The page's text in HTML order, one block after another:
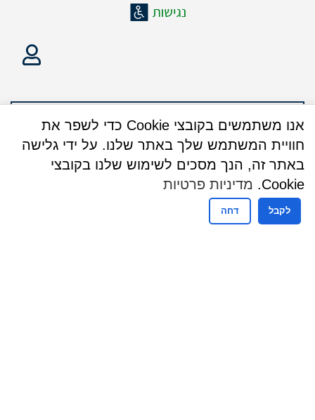
אנו משתמשים בקובצי Cookie כדי לשפר את
חוויית המשתמש שלך באתר שלנו. על ידי גלישה
באתר זה, הנך מסכים לשימוש שלנו בקובצי
Cookie.
מדיניות פרטיות
לקבל דחה